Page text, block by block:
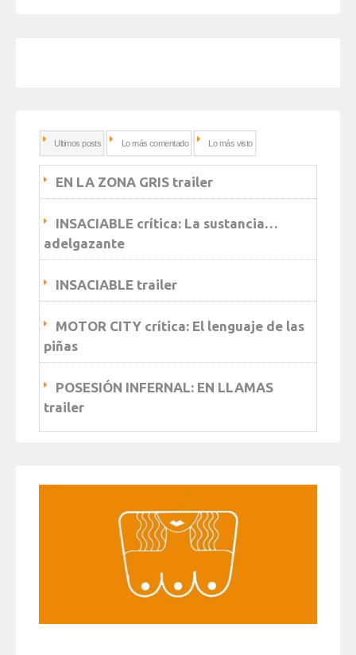
Ultimos posts Lo más comentado Lo más visto
EN LA ZONA GRIS trailer
INSACIABLE crítica: La sustancia…
adelgazante
INSACIABLE trailer
MOTOR CITY crítica: El lenguaje de las
piñas
POSESIÓN INFERNAL: EN LLAMAS
trailer